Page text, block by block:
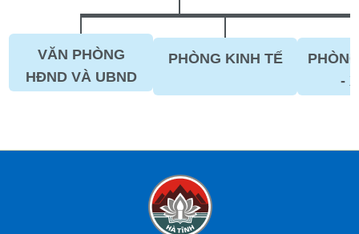
VĂN PHÒNG
HĐND VÀ UBND
PHÒNG KINH TẾ
-